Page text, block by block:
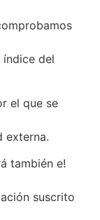
del
el que se
externa.
también e!
suscrito